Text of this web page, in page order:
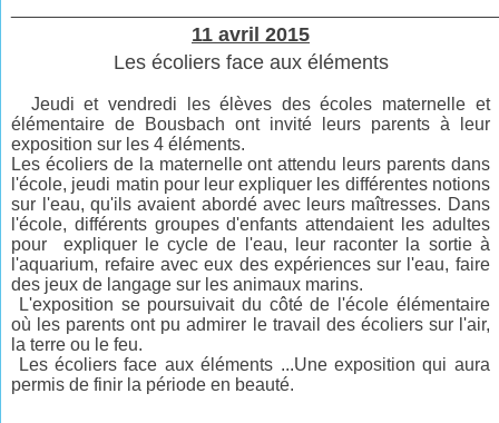
11 avril 2015
Les écoliers face aux éléments
Jeudi et vendredi les élèves des écoles maternelle et
élémentaire de Bousbach ont invité leurs parents à leur
exposition sur les 4 éléments.
Les écoliers de la maternelle ont attendu leurs parents dans
l'école, jeudi matin pour leur expliquer les différentes notions
sur l'eau, qu'ils avaient abordé avec leurs maîtresses. Dans
l'école, différents groupes d'enfants attendaient les adultes
pour expliquer le cycle de l'eau, leur raconter la sortie à
l'aquarium, refaire avec eux des expériences sur l'eau, faire
des jeux de langage sur les animaux marins.
L'exposition se poursuivait du côté de l'école élémentaire
où les parents ont pu admirer le travail des écoliers sur l'air,
la terre ou le feu.
Les écoliers face aux éléments ...Une exposition qui aura
permis de finir la période en beauté.